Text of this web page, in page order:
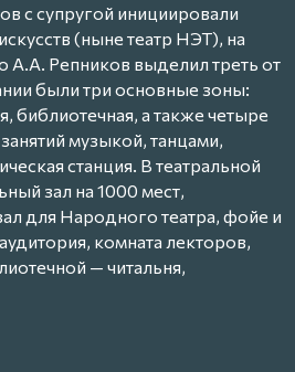
с супругой инициировали
(ныне театр НЭТ), на
А.А. Репников выделил треть от
были три основные зоны:
библиотечная, а также четыре
музыкой, танцами,
станция. В театральной
зал на 1000 мест,
для Народного театра, фойе и
комната лекторов,
— читальня,